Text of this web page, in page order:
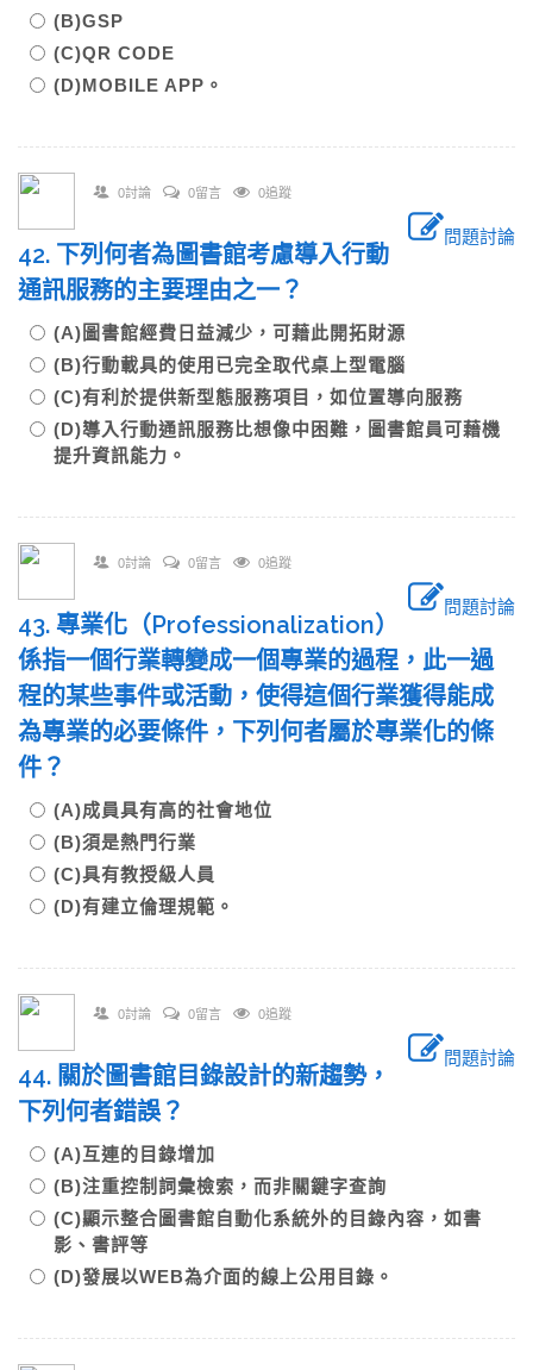
(B)GSP
(C)QR CODE
(D)MOBILE APP。
0討論 0留言 0追蹤
問題討論
42. 下列何者為圖書館考慮導入行動
通訊服務的主要理由之一？
(A)圖書館經費日益減少，可藉此開拓財源
(B)行動載具的使用已完全取代桌上型電腦
(C)有利於提供新型態服務項目，如位置導向服務
(D)導入行動通訊服務比想像中困難，圖書館員可藉機
提升資訊能力。
0討論 0留言 0追蹤
問題討論
43. 專業化（Professionalization）
係指一個行業轉變成一個專業的過程，此一過
程的某些事件或活動，使得這個行業獲得能成
為專業的必要條件，下列何者屬於專業化的條
件？
(A)成員具有高的社會地位
(B)須是熱門行業
(C)具有教授級人員
(D)有建立倫理規範。
0討論 0留言 0追蹤
問題討論
44. 關於圖書館目錄設計的新趨勢，
下列何者錯誤？
(A)互連的目錄增加
(B)注重控制詞彙檢索，而非關鍵字查詢
(C)顯示整合圖書館自動化系統外的目錄內容，如書
影、書評等
(D)發展以WEB為介面的線上公用目錄。